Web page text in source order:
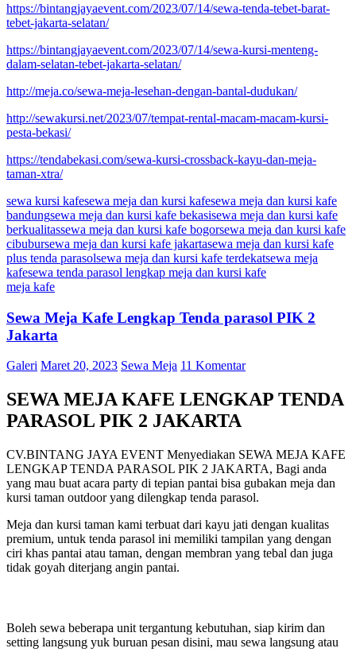
https://bintangjayaevent.com/2023/07/14/sewa-tenda-tebet-barat-
tebet-jakarta-selatan/
https://bintangjayaevent.com/2023/07/14/sewa-kursi-menteng-
dalam-selatan-tebet-jakarta-selatan/
http://meja.co/sewa-meja-lesehan-dengan-bantal-dudukan/
http://sewakursi.net/2023/07/tempat-rental-macam-macam-kursi-
pesta-bekasi/
https://tendabekasi.com/sewa-kursi-crossback-kayu-dan-meja-
taman-xtra/
sewa kursi kafesewa meja dan kursi kafesewa meja dan kursi kafe
bandungsewa meja dan kursi kafe bekasisewa meja dan kursi kafe
berkualitassewa meja dan kursi kafe bogorsewa meja dan kursi kafe
cibubursewa meja dan kursi kafe jakartasewa meja dan kursi kafe
plus tenda parasolsewa meja dan kursi kafe terdekatsewa meja
kafesewa tenda parasol lengkap meja dan kursi kafe
meja kafe
Sewa Meja Kafe Lengkap Tenda parasol PIK 2
Jakarta
Galeri Maret 20, 2023 Sewa Meja 11 Komentar
SEWA MEJA KAFE LENGKAP TENDA
PARASOL PIK 2 JAKARTA
CV.BINTANG JAYA EVENT Menyediakan SEWA MEJA KAFE
LENGKAP TENDA PARASOL PIK 2 JAKARTA, Bagi anda
yang mau buat acara party di tepian pantai bisa gubakan meja dan
kursi taman outdoor yang dilengkap tenda parasol.
Meja dan kursi taman kami terbuat dari kayu jati dengan kualitas
premium, untuk tenda parasol ini memiliki tampilan yang dengan
ciri khas pantai atau taman, dengan membran yang tebal dan juga
tidak goyah diterjang angin pantai.
Boleh sewa beberapa unit tergantung kebutuhan, siap kirim dan
setting langsung yuk buruan pesan disini, mau sewa langsung atau